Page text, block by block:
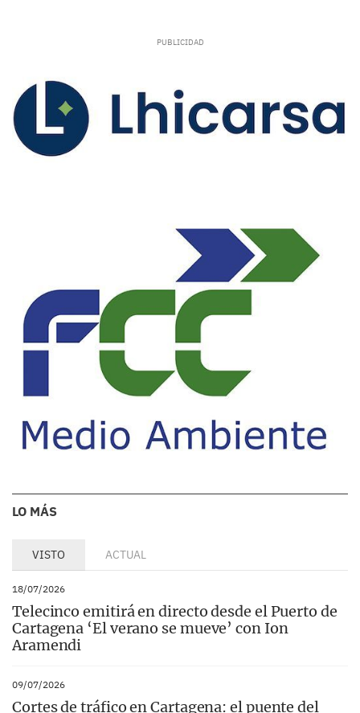
LO MÁS
VISTO ACTUAL
18/07/2026
Telecinco emitirá en directo desde el Puerto de
Cartagena ‘El verano se mueve’ con Ion
Aramendi
09/07/2026
Cortes de tráfico en Cartagena: el puente del